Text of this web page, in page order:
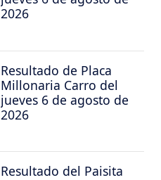
2026
Resultado de Placa
Millonaria Carro del
jueves 6 de agosto de
2026
Resultado del Paisita